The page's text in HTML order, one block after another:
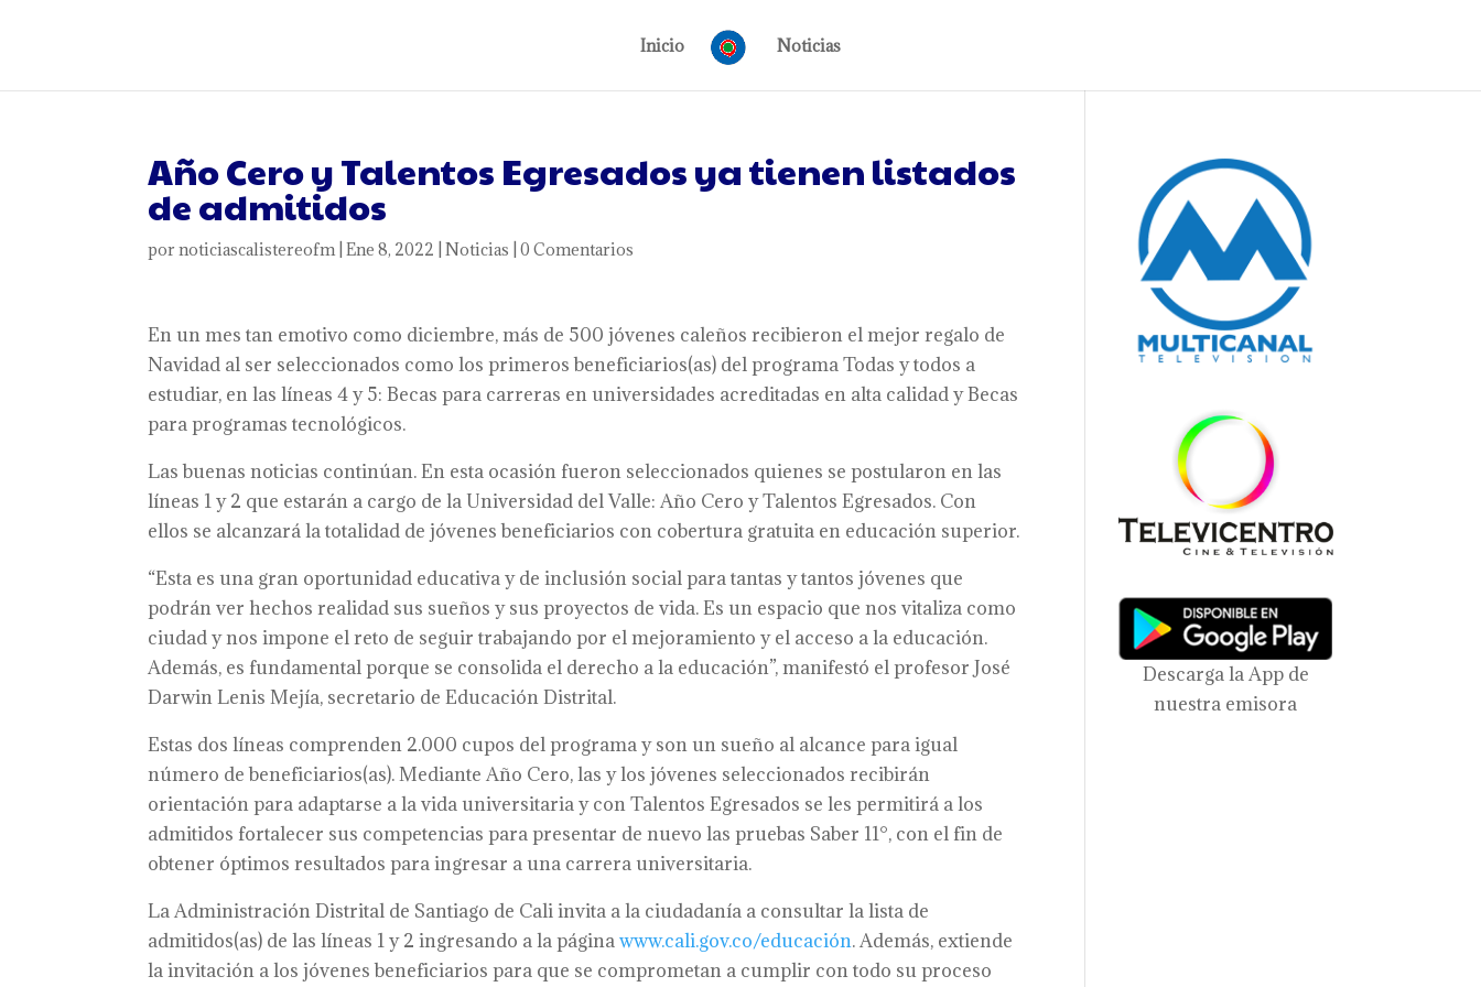
Inicio Noticias
Año Cero y Talentos Egresados ya tienen listados
de admitidos
pornoticiascalistereofm|Ene 8, 2022 |Noticias |0 Comentarios
En un mes tan emotivo como diciembre, más de 500 jóvenes caleños recibieron el mejor regalo de
Navidad al ser seleccionados como los primeros beneficiarios(as) del programa Todas y todos a
estudiar, en las líneas 4 y 5: Becas para carreras en universidades acreditadas en alta calidad y Becas
para programas tecnológicos.
Las buenas noticias continúan. En esta ocasión fueron seleccionados quienes se postularon en las
líneas 1 y 2 que estarán a cargo de la Universidad del Valle: Año Cero y Talentos Egresados. Con
ellos se alcanzará la totalidad de jóvenes beneficiarios con cobertura gratuita en educación superior.
“Esta es una gran oportunidad educativa y de inclusión social para tantas y tantos jóvenes que
podrán ver hechos realidad sus sueños y sus proyectos de vida. Es un espacio que nos vitaliza como
ciudad y nos impone el reto de seguir trabajando por el mejoramiento y el acceso a la educación.
Además, es fundamental porque se consolida el derecho a la educación”, manifestó el profesor José
Darwin Lenis Mejía, secretario de Educación Distrital.
Estas dos líneas comprenden 2.000 cupos del programa y son un sueño al alcance para igual
número de beneficiarios(as). Mediante Año Cero, las y los jóvenes seleccionados recibirán
orientación para adaptarse a la vida universitaria y con Talentos Egresados se les permitirá a los
admitidos fortalecer sus competencias para presentar de nuevo las pruebas Saber 11°, con el fin de
obtener óptimos resultados para ingresar a una carrera universitaria.
La Administración Distrital de Santiago de Cali invita a la ciudadanía a consultar la lista de
admitidos(as) de las líneas 1 y 2 ingresando a la páginawww.cali.gov.co/educación. Además, extiende
la invitación a los jóvenes beneficiarios para que se comprometan a cumplir con todo su proceso
Descarga la App de
nuestra emisora